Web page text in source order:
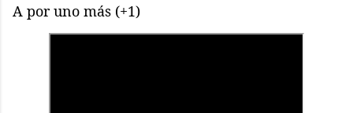
A por uno más (+1)